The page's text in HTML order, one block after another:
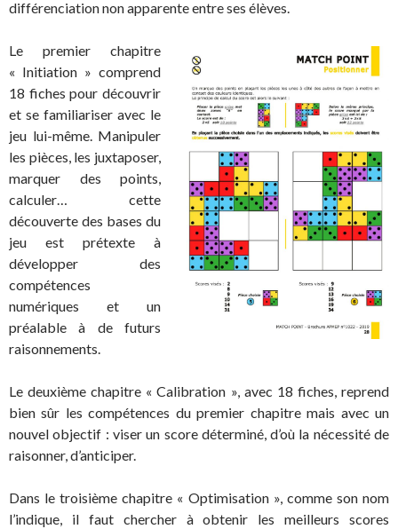
différenciation non apparente entre ses élèves.
Le premier chapitre
« Initiation » comprend
18 fiches pour découvrir
et se familiariser avec le
jeu lui-même. Manipuler
les pièces, les juxtaposer,
marquer des points,
calculer… cette
découverte des bases du
jeu est prétexte à
développer des
compétences
numériques et un
préalable à de futurs
raisonnements.
Le deuxième chapitre « Calibration », avec 18 fiches, reprend
bien sûr les compétences du premier chapitre mais avec un
nouvel objectif : viser un score déterminé, d’où la nécessité de
raisonner, d’anticiper.
Dans le troisième chapitre « Optimisation », comme son nom
l’indique, il faut chercher à obtenir les meilleurs scores